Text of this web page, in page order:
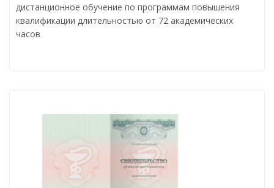
дистанционное обучение по программам повышения
квалификации длительностью от 72 академических
часов